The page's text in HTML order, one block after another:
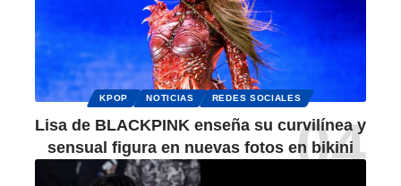
KPOP NOTICIAS REDES SOCIALES
Lisa de BLACKPINK enseña su curvilínea y
sensual figura en nuevas fotos en bikini